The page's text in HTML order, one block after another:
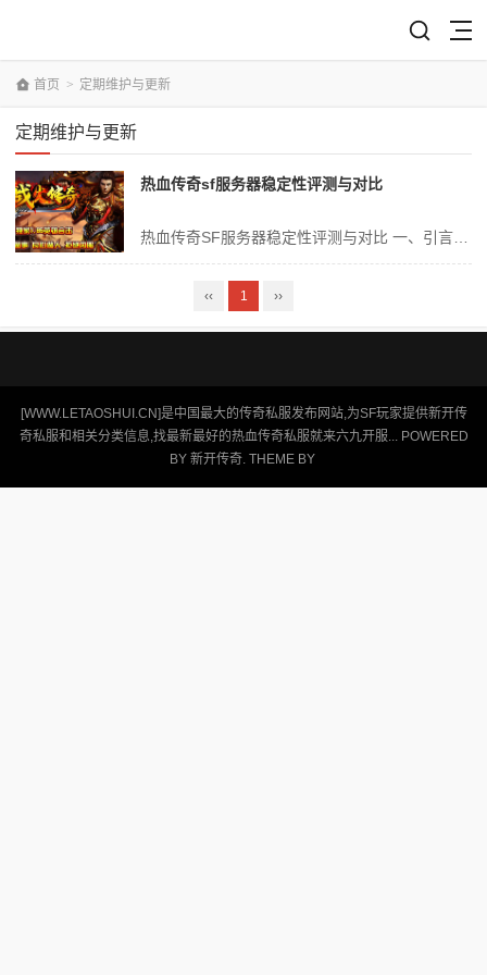
首页 > 定期维护与更新
定期维护与更新
热血传奇sf服务器稳定性评测与对比
‹‹ 1 ››
[WWW.LETAOSHUI.CN]是中国最大的传奇私服发布网站,为SF玩家提供新开传
奇私服和相关分类信息,找最新最好的热血传奇私服就来六九开服... POWERED
BY 新开传奇. THEME BY